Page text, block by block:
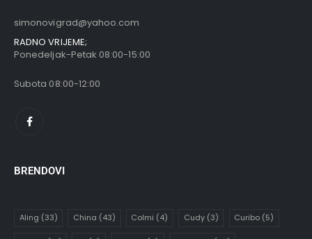
simonovigrad@yahoo.com
RADNO VRIJEME;
Ponedeljak-Petak 08:00-15:00
Subota 08:00-12:00
BRENDOVI
Aling (33) China (43) Colmi (4) Cudy(3) Curibo (5)